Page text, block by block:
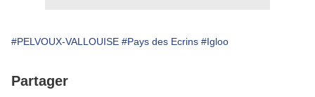
#PELVOUX-VALLOUISE #Pays des Ecrins #Igloo
Partager